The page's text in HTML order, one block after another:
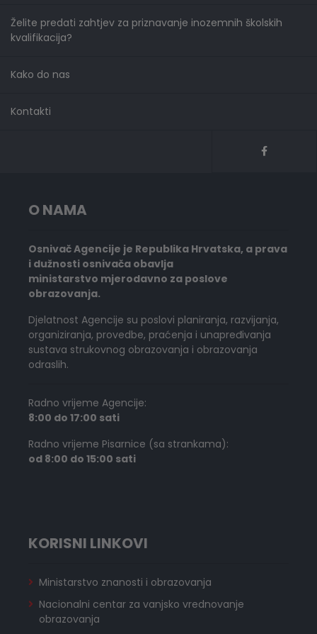
Želite predati zahtjev za priznavanje inozemnih školskih
kvalifikacija?
Kako do nas
Kontakti
O NAMA
Osnivač Agencije je Republika Hrvatska, a prava
i dužnosti osnivača obavlja
ministarstvo mjerodavno za poslove
obrazovanja.
Djelatnost Agencije su poslovi planiranja, razvijanja,
organiziranja, provedbe, praćenja i unapređivanja
sustava strukovnog obrazovanja i obrazovanja
odraslih.
Radno vrijeme Agencije:
8:00 do 17:00 sati
Radno vrijeme Pisarnice (sa strankama):
od 8:00 do 15:00 sati
KORISNI LINKOVI
Ministarstvo znanosti i obrazovanja
Nacionalni centar za vanjsko vrednovanje
obrazovanja